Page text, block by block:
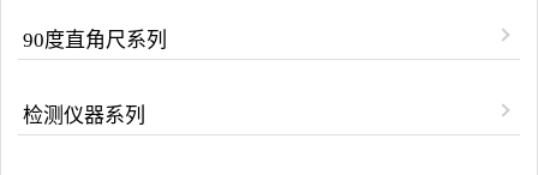
90度直角尺系列
检测仪器系列